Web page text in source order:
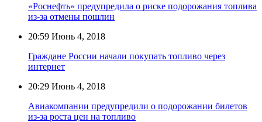
«Роснефть» предупредила о риске подорожания топлива
из-за отмены пошлин
20:59 Июнь 4, 2018
Граждане России начали покупать топливо через
интернет
20:29 Июнь 4, 2018
Авиакомпании предупредили о подорожании билетов
из-за роста цен на топливо